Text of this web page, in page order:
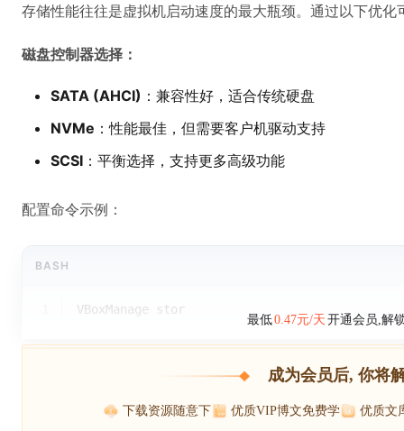
存储性能往往是虚拟机启动速度的最大瓶颈。通过以下优
磁盘控制器选择：
SATA (AHCI) ：兼容性好，适合传统硬盘
NVMe ：性能最佳，但需要客户机驱动支持
SCSI ：平衡选择，支持更多高级功能
配置命令示例：
BASH
VBoxManage stor
最低0.47元/天 开通会员,解
成为会员后, 你将
下载资源随意下 优质VIP博文免费学 优质文